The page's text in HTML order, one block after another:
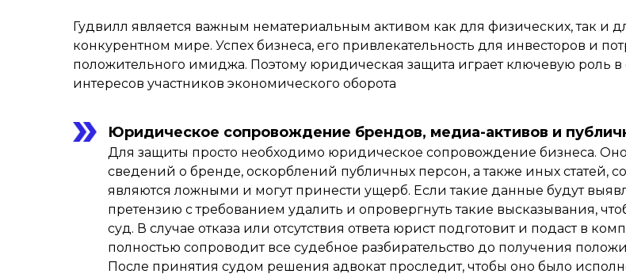
Гудвилл является важным нематериальным активом как для физических, так и
конкурентном мире. Успех бизнеса, его привлекательность для инвесторов и
положительного имиджа. Поэтому юридическая защита играет ключевую роль
интересов участников экономического оборота
Юридическое сопровождение брендов, медиа-активов и
Для защиты просто необходимо юридическое сопровождение бизнеса.
сведений о бренде, оскорблений публичных персон, а также иных статей,
являются ложными и могут принести ущерб. Если такие данные будут
претензию с требованием удалить и опровергнуть такие высказывания,
суд. В случае отказа или отсутствия ответа юрист подготовит и подаст в
полностью сопроводит все судебное разбирательство до получения
После принятия судом решения адвокат проследит, чтобы оно было